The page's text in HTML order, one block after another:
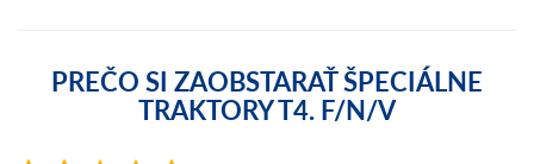
PREČO SI ZAOBSTARAŤ ŠPECIÁLNE
TRAKTORY T4. F/N/V